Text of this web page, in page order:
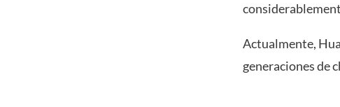
Actualmente,
generaciones de